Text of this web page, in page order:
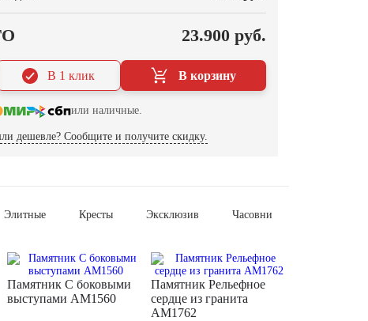
23.900 руб.
В корзину
В 1 клик
или наличные.
дешевле? Сообщите и получите скидку.
Элитные Кресты Эксклюзив Часовни
Памятник С боковыми
выступами AM1560
Памятник Рельефное
сердце из гранита
AM1762